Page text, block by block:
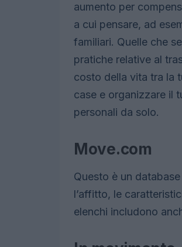
aumento per
a cui pensare, ad
familiari. Quelle che
pratiche relative al
costo della vita tra la
case e organizzare il
personali da solo.
Move.com
Questo è un
l’affitto, le
elenchi includono